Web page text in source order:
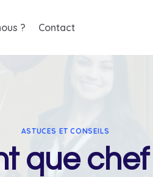
? Contact
ASTUCES ET CONSEILS
que